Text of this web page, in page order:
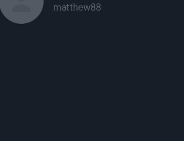
matthew88